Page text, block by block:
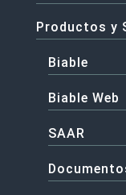
Productos y
Biable
Biable Web
SAAR